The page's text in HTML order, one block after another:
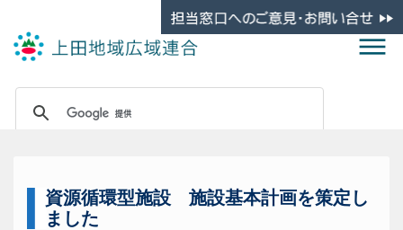
資源循環型施設 施設基本計画を策定し
ました